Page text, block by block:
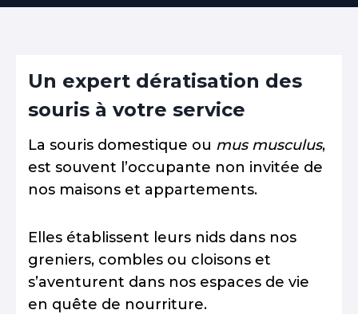
Un expert dératisation des
souris à votre service
La souris domestique ou mus musculus,
est souvent l’occupante non invitée de
nos maisons et appartements.
Elles établissent leurs nids dans nos
greniers, combles ou cloisons et
s’aventurent dans nos espaces de vie
en quête de nourriture.